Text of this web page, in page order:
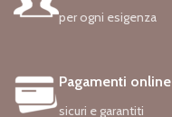
per ogni esigenza
Pagamenti online
sicuri e garantiti